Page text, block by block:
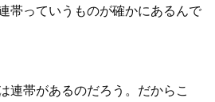
帯っていうものが確かにあるんで
連帯があるのだろう。だからこ